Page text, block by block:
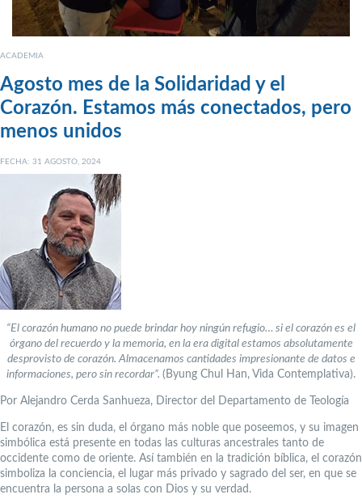
ACADEMIA
Agosto mes de la Solidaridad y el
Corazón. Estamos más conectados, pero
menos unidos
FECHA: 31 AGOSTO, 2024
“El corazón humano no puede brindar hoy ningún refugio… si el corazón es el
órgano del recuerdo y la memoria, en la era digital estamos absolutamente
desprovisto de corazón. Almacenamos cantidades impresionante de datos e
informaciones, pero sin recordar”. (Byung Chul Han, Vida Contemplativa).
Por Alejandro Cerda Sanhueza, Director del Departamento de Teología
El corazón, es sin duda, el órgano más noble que poseemos, y su imagen
simbólica está presente en todas las culturas ancestrales tanto de
occidente como de oriente. Así también en la tradición bíblica, el corazón
simboliza la conciencia, el lugar más privado y sagrado del ser, en que se
encuentra la persona a solas con Dios y su verdad.